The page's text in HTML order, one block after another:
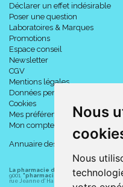
Nous
Nous
Déclarer un effet indésirable
Poser une question
Laboratoires & Marques
Promotions
Espace conseil
Newsletter
CGV
Mentions légales
Données personnelles
Cookies
Mes préférences Cookies
Mon compte
Annuaire des pharmacies
La pharmacie du centre à Albert
9001. "pharmacie-du-centre-albert.fr "
rue Jeanne d' Harcourt, 80300 Albert.